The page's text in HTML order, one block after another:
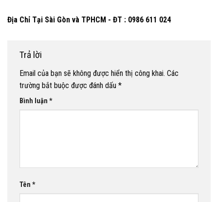
Địa Chỉ Tại Sài Gòn và TPHCM - ĐT : 0986 611 024
Trả lời
Email của bạn sẽ không được hiển thị công khai. Các
trường bắt buộc được đánh dấu *
Bình luận *
Tên *